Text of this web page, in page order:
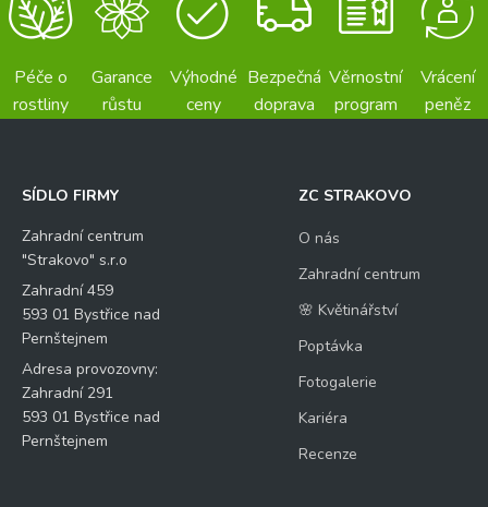
Péče o
rostliny
Garance
růstu
Výhodné
ceny
Bezpečná
doprava
Věrnostní
program
Vrácení
peněz
SÍDLO FIRMY
Zahradní centrum
"Strakovo" s.r.o
Zahradní 459
593 01 Bystřice nad
Pernštejnem
Adresa provozovny:
Zahradní 291
593 01 Bystřice nad
Pernštejnem
ZC STRAKOVO
O nás
Zahradní centrum
🌸 Květinářství
Poptávka
Fotogalerie
Kariéra
Recenze